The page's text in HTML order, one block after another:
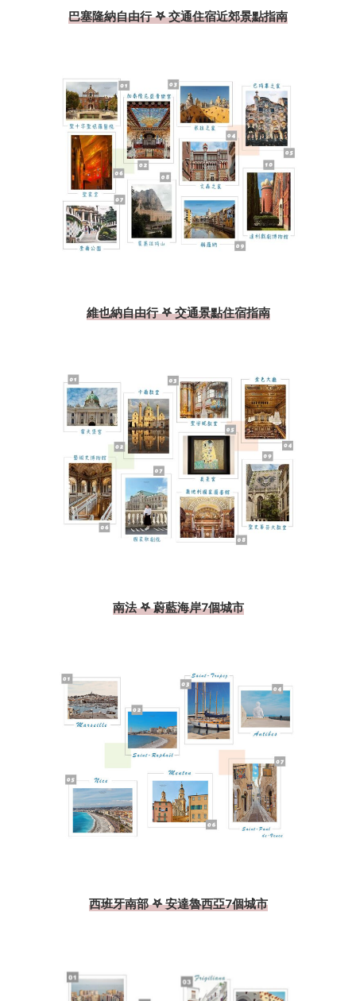
巴塞隆納自由行 𖤐 交通住宿近郊景點指南
維也納自由行 𖤐 交通景點住宿指南
南法 𖤐 蔚藍海岸7個城市
西班牙南部 𖤐 安達魯西亞7個城市